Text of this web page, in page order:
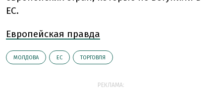
ЕС.
Европейская правда
МОЛДОВА ЕС ТОРГОВЛЯ
РЕКЛАМА: